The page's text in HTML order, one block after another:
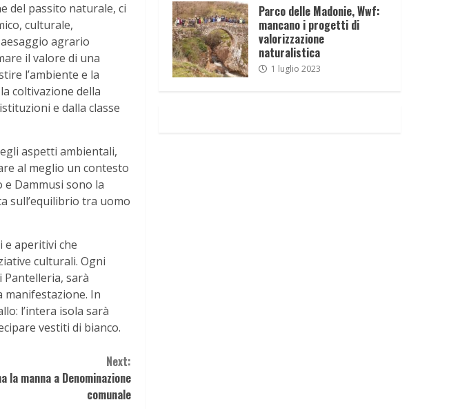
del passito naturale, ci
culturale,
agrario
il valore di una
l’ambiente e la
coltivazione della
e dalla classe
aspetti ambientali,
al meglio un contesto
e Dammusi sono la
sull’equilibrio tra uomo
e aperitivi che
culturali. Ogni
Pantelleria, sarà
manifestazione. In
l’intera isola sarà
vestiti di bianco.
Next:
manna a Denominazione
comunale
Parco delle Madonie, Wwf:
mancano i progetti di
valorizzazione
naturalistica
1 luglio 2023